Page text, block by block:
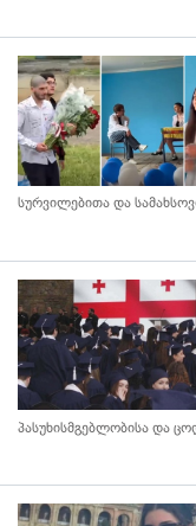
სურვილებითა და
პასუხისმგებლობისა და